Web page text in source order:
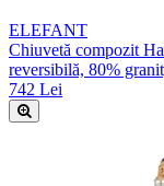
ELEFANT
Chiuvetă compozit
reversibilă, 80%
742 Lei